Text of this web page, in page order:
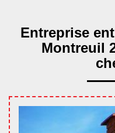
Entreprise
Montreuil